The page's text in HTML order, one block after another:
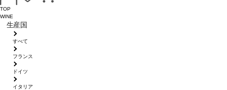
TOP
WINE
生産国
すべて
フランス
ドイツ
イタリア